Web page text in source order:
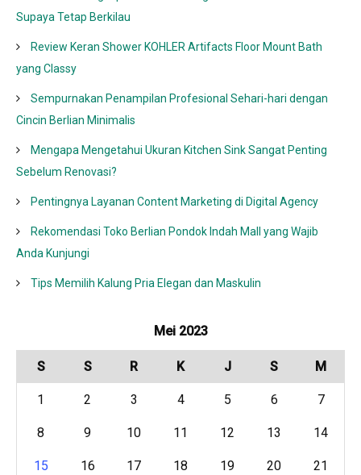
Supaya Tetap Berkilau
Review Keran Shower KOHLER Artifacts Floor Mount Bath
yang Classy
Sempurnakan Penampilan Profesional Sehari-hari dengan
Cincin Berlian Minimalis
Mengapa Mengetahui Ukuran Kitchen Sink Sangat Penting
Sebelum Renovasi?
Pentingnya Layanan Content Marketing di Digital Agency
Rekomendasi Toko Berlian Pondok Indah Mall yang Wajib
Anda Kunjungi
Tips Memilih Kalung Pria Elegan dan Maskulin
Mei 2023
S S R K J S M
1 2 3 4 5 6 7
8 9 10 11 12 13 14
15 16 17 18 19 20 21